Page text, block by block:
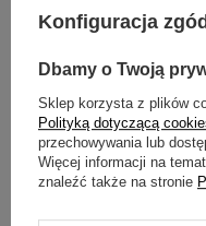
Zainwestuj w nabę
kierownicą!
Samochód
Model samochodu
Konfiguracja
Dbamy o Twoją
Sklep korzysta z plików
Polityką dotyczącą
przechowywania lub
Więcej informacji na
znaleźć także na stronie